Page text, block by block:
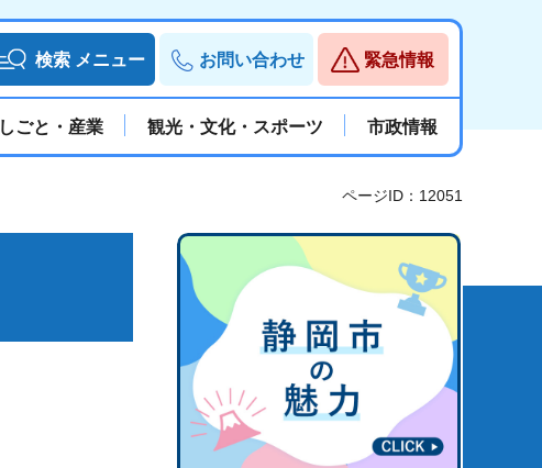
検索 メニュー お問い合わせ 緊急情報
しごと・産業 観光・文化・スポーツ 市政情報
ページID：12051